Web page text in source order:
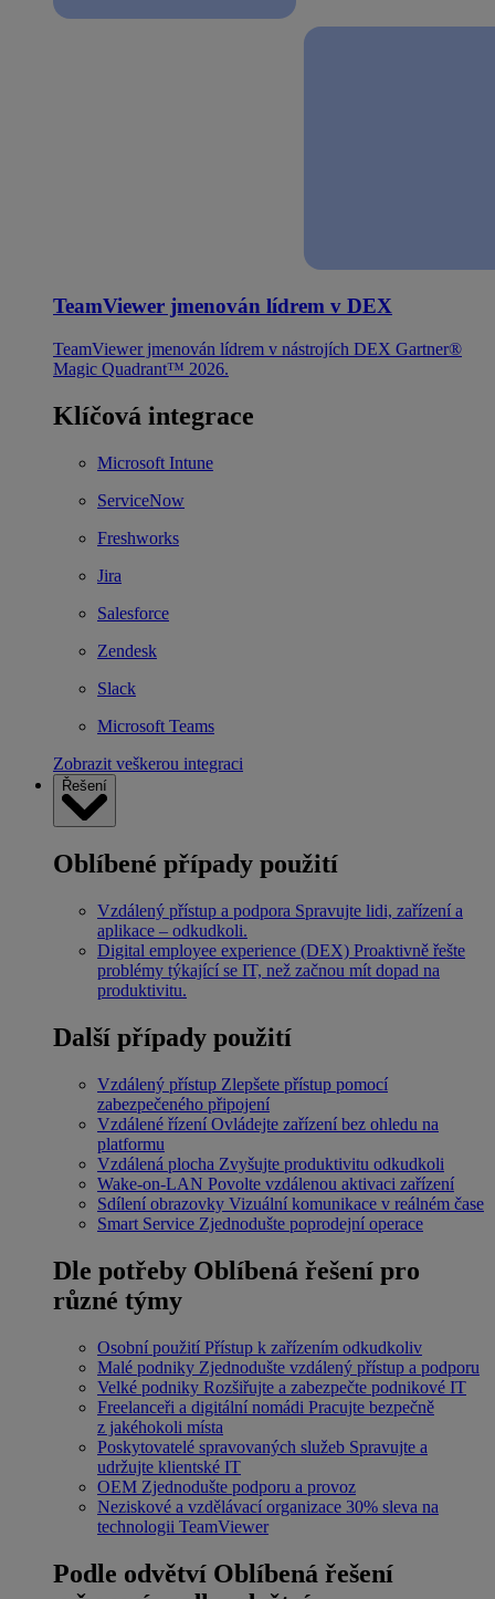
TeamViewer jmenován lídrem v DEX
TeamViewer jmenován lídrem v nástrojích DEX Gartner®
Magic Quadrant™ 2026.
Klíčová integrace
Microsoft Intune
ServiceNow
Freshworks
Jira
Salesforce
Zendesk
Slack
Microsoft Teams
Zobrazit veškerou integraci
Řešení
Oblíbené případy použití
Vzdálený přístup a podpora Spravujte lidi, zařízení a
aplikace – odkudkoli.
Digital employee experience (DEX) Proaktivně řešte
problémy týkající se IT, než začnou mít dopad na
produktivitu.
Další případy použití
Vzdálený přístup Zlepšete přístup pomocí
zabezpečeného připojení
Vzdálené řízení Ovládejte zařízení bez ohledu na
platformu
Vzdálená plocha Zvyšujte produktivitu odkudkoli
Wake-on-LAN Povolte vzdálenou aktivaci zařízení
Sdílení obrazovky Vizuální komunikace v reálném čase
Smart Service Zjednodušte poprodejní operace
Dle potřeby Oblíbená řešení pro
různé týmy
Osobní použití Přístup k zařízením odkudkoliv
Malé podniky Zjednodušte vzdálený přístup a podporu
Velké podniky Rozšiřujte a zabezpečte podnikové IT
Freelanceři a digitální nomádi Pracujte bezpečně
z jakéhokoli místa
Poskytovatelé spravovaných služeb Spravujte a
udržujte klientské IT
OEM Zjednodušte podporu a provoz
Neziskové a vzdělávací organizace 30% sleva na
technologii TeamViewer
Podle odvětví Oblíbená řešení